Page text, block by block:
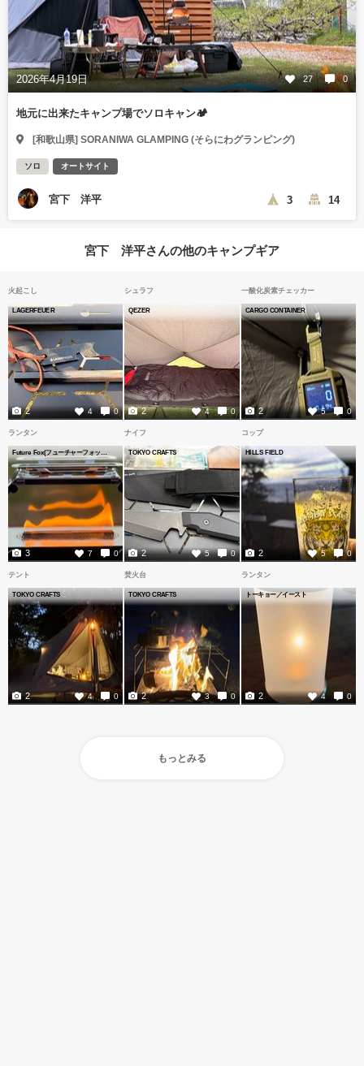
2026年4月19日 27 0
地元に出来たキャンプ場でソロキャン🏕️
[和歌山県] SORANIWA GLAMPING (そらにわグランピング)
ソロ オートサイト
宮下 洋平 3 14
宮下 洋平さんの他のキャンプギア
火起こし
LAGERFEUER
4 0
2
シュラフ
QEZER
4 0
2
一酸化炭素チェッカー
CARGO CONTAINER
5 0
2
ランタン
7 0
3
ナイフ
TOKYO CRAFTS
5 0
2
コップ
HILLS FIELD
5 0
2
テント
TOKYO CRAFTS
4 0
2
焚火台
TOKYO CRAFTS
3 0
2
ランタン
トーキョー／イースト
4 0
2
もっとみる